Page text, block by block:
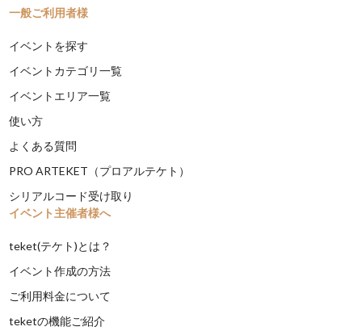
一般ご利用者様
イベントを探す
イベントカテゴリ一覧
イベントエリア一覧
使い方
よくある質問
PRO ARTEKET（プロアルテケト）
シリアルコード受け取り
イベント主催者様へ
teket(テケト)とは？
イベント作成の方法
ご利用料金について
teketの機能ご紹介